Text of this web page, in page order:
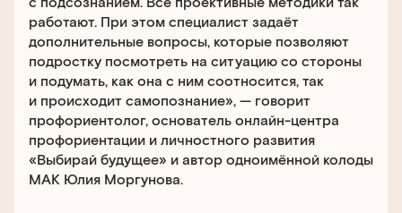
работают. При этом специалист задаёт
дополнительные вопросы, которые позволяют
подростку посмотреть на ситуацию со стороны
и подумать, как она с ним соотносится, так
и происходит самопознание», — говорит
профориентолог, основатель онлайн-центра
профориентации и личностного развития
«Выбирай будущее» и автор одноимённой колоды
МАК Юлия Моргунова.